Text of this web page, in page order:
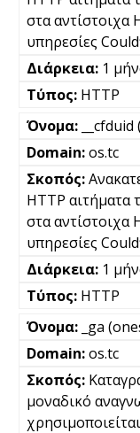
στα αντίστοιχα
υπηρεσίες
1
HTTP
os.tc
HTTP αιτήματα
στα αντίστοιχα
υπηρεσίες
1
HTTP
_ga
os.tc
μοναδικό